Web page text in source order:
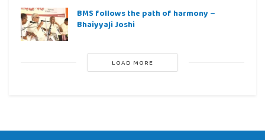
BMS follows the path of harmony –
Bhaiyyaji Joshi
LOAD MORE